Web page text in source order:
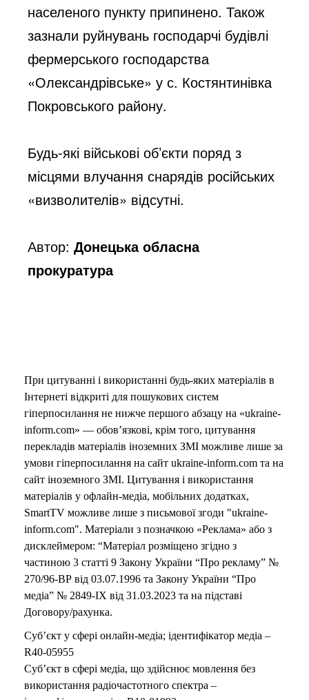
населеного пункту припинено. Також
зазнали руйнувань господарчі будівлі
фермерського господарства
«Олександрівське» у с. Костянтинівка
Покровського району.
Будь-які військові об’єкти поряд з
місцями влучання снарядів російських
«визволителів» відсутні.
Автор:Донецька обласна
прокуратура
При цитуванні і використанні будь-яких матеріалів в
Інтернеті відкриті для пошукових систем
гіперпосилання не нижче першого абзацу на «ukraine-
inform.com» — обов’язкові, крім того, цитування
перекладів матеріалів іноземних ЗМІ можливе лише за
умови гіперпосилання на сайт ukraine-inform.com та на
сайт іноземного ЗМІ. Цитування і використання
матеріалів у офлайн-медіа, мобільних додатках,
SmartTV можливе лише з письмової згоди "ukraine-
inform.com". Матеріали з позначкою «Реклама» або з
дисклеймером: “Матеріал розміщено згідно з
частиною 3 статті 9 Закону України “Про рекламу” №
270/96-ВР від 03.07.1996 та Закону України “Про
медіа” № 2849-IX від 31.03.2023 та на підставі
Договору/рахунка.
Суб’єкт у сфері онлайн-медіа; ідентифікатор медіа –
R40-05955
Суб’єкт в сфері медіа, що здійснює мовлення без
використання радіочастотного спектра –